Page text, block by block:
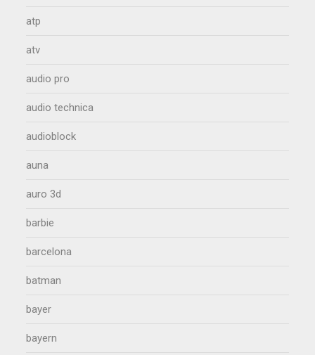
atp
atv
audio pro
audio technica
audioblock
auna
auro 3d
barbie
barcelona
batman
bayer
bayern